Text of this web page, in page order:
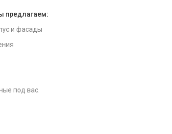
предлагаем:
и фасады
под вас.